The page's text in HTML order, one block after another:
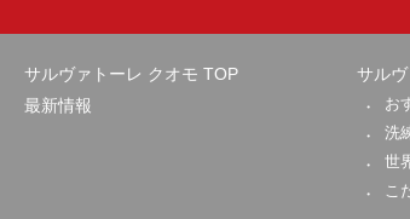
サルヴァトーレ クオモ TOP
最新情報
サル
お
洗
世
こ